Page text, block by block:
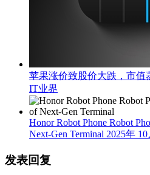
苹果涨价致股价大跌，市值
IT业界
Honor Robot Phone Robot
Next-Gen Terminal 2025年 10
发表回复